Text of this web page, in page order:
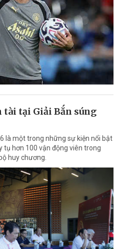
tài tại Giải Bắn súng
là một trong những sự kiện nổi bật
tụ hơn 100 vận động viên trong
huy chương.